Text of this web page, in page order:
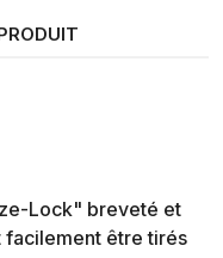
Lock" breveté et
être tirés